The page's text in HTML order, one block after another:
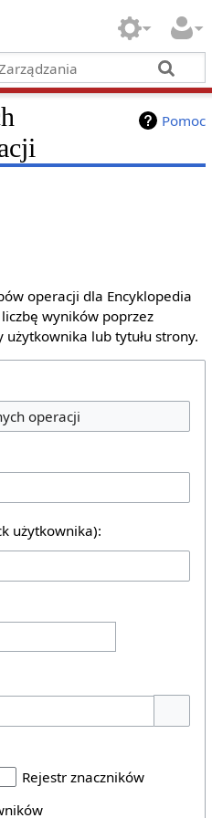
Pomoc
operacji dla Encyklopedia
wyników poprzez
lub tytułu strony.
operacji
użytkownika):
Rejestr znaczników